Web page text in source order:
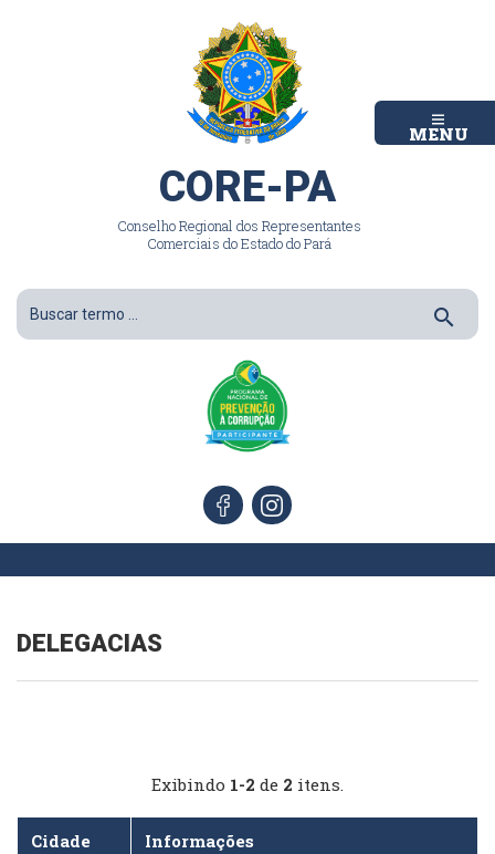
MENU
CORE-PA
Conselho Regional dos Representantes
Comerciais do Estado do Pará
search
DELEGACIAS
Exibindo 1-2 de 2 itens.
Cidade Informações